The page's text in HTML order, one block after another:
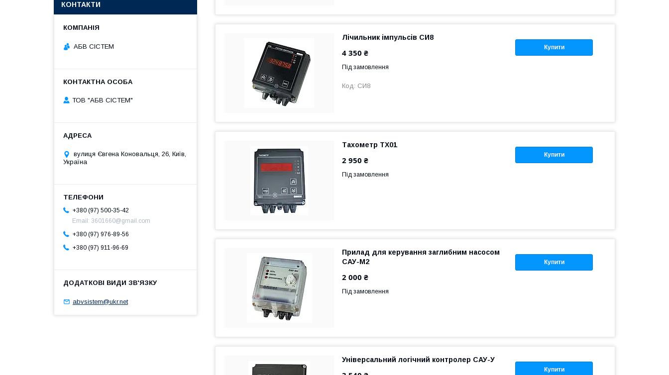
Купити
Лічильник імпульсів СИ8
4 350 ₴
Під замовлення
СИ8
Купити
Тахометр TХ01
2 950 ₴
Під замовлення
Купити
Прилад для керування заглибним насосом
САУ-М2
2 000 ₴
Під замовлення
Купити
Універсальний логічний контролер САУ-У
КОНТАКТИ
АБВ СІСТЕМ
ТОВ "АБВ СІСТЕМ"
вулиця Євгена Коновальця, 26, Київ,
Україна
+380 (97) 500-35-42
Email: 3601660@gmail.com
+380 (97) 976-89-56
+380 (97) 911-96-69
abvsistem@ukr.net